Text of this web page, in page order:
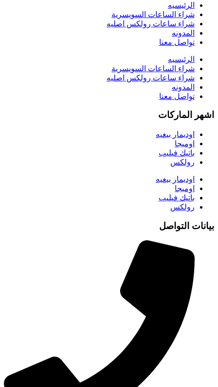
الرئيسيه
شراء الساعات السويسرية
شراء ساعات رولكس اصليه
المدونه
تواصل معنا
الرئيسيه
شراء الساعات السويسرية
شراء ساعات رولكس اصليه
المدونه
تواصل معنا
اشهر الماركات
اوديمار بيغيه
اوميجا
باتيك فيليب
رولكس
اوديمار بيغيه
اوميجا
باتيك فيليب
رولكس
بيانات التواصل